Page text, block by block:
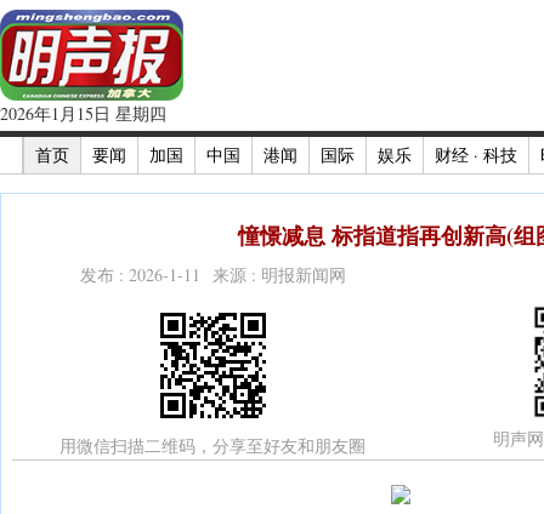
2026年1月15日 星期四
首页
要闻 加国 中国 港闻 国际 娱乐 财经 · 科技
憧憬减息 标指道指再创新高(组
发布 : 2026-1-11 来源 : 明报新闻网
用微信扫描二维码，分享至好友和朋友圈 明声